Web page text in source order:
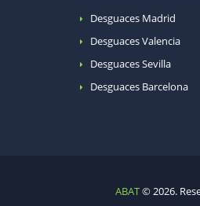
Desguaces Madrid
Desguaces Valencia
Desguaces Sevilla
Desguaces Barcelona
ABAT© 2026.